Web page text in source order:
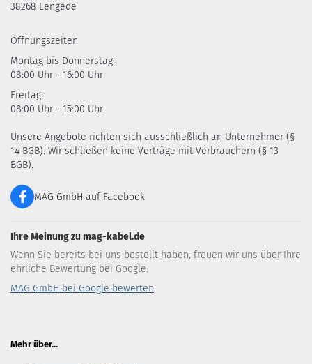
38268 Lengede
Öffnungszeiten
Montag bis Donnerstag:
08:00 Uhr - 16:00 Uhr
Freitag:
08:00 Uhr - 15:00 Uhr
Unsere Angebote richten sich ausschließlich an Unternehmer (§
14 BGB). Wir schließen keine Verträge mit Verbrauchern (§ 13
BGB).
MAG GmbH auf Facebook
Ihre Meinung zu mag-kabel.de
Wenn Sie bereits bei uns bestellt haben, freuen wir uns über Ihre
ehrliche Bewertung bei Google.
MAG GmbH bei Google bewerten
Mehr über...